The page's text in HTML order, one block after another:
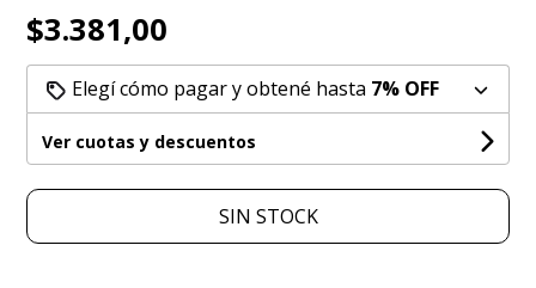
$3.381,00
Elegí cómo pagar y obtené hasta 7% OFF
Ver cuotas y descuentos
SIN STOCK